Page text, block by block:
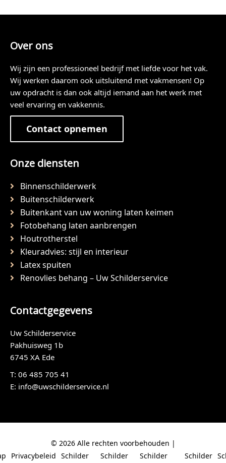
Over ons
Wij zijn een professioneel bedrijf met liefde voor het vak.
Wij werken daarom ook uitsluitend met vakmensen! Op
uw opdracht is dan ook altijd iemand aan het werk met
veel ervaring en vakkennis.
Contact opnemen
Onze diensten
Binnenschilderwerk
Buitenschilderwerk
Buitenkant van uw woning laten keimen
Fotobehang laten aanbrengen
Houtrotherstel
Kleuradvies: stijl en interieur
Latex spuiten
Renovlies behang – Uw Schilderservice
Contactgegevens
Uw Schilderservice
Pakhuisweg 1b
6745 XA Ede
T: 06 485 705 41
E: info@uwschilderservice.nl
© 2026 Alle rechten voorbehouden |
Privacybeleid Schilder Schilder Schilder Schilder